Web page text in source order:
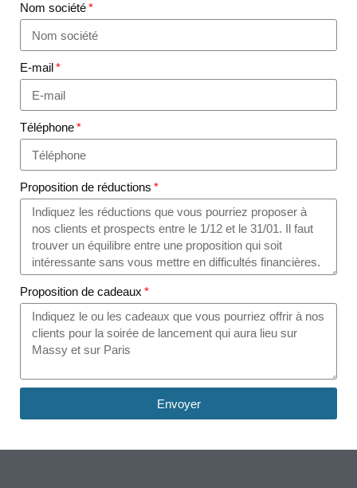
Nom société
E-mail
Téléphone
Proposition de réductions
Proposition de cadeaux
Envoyer